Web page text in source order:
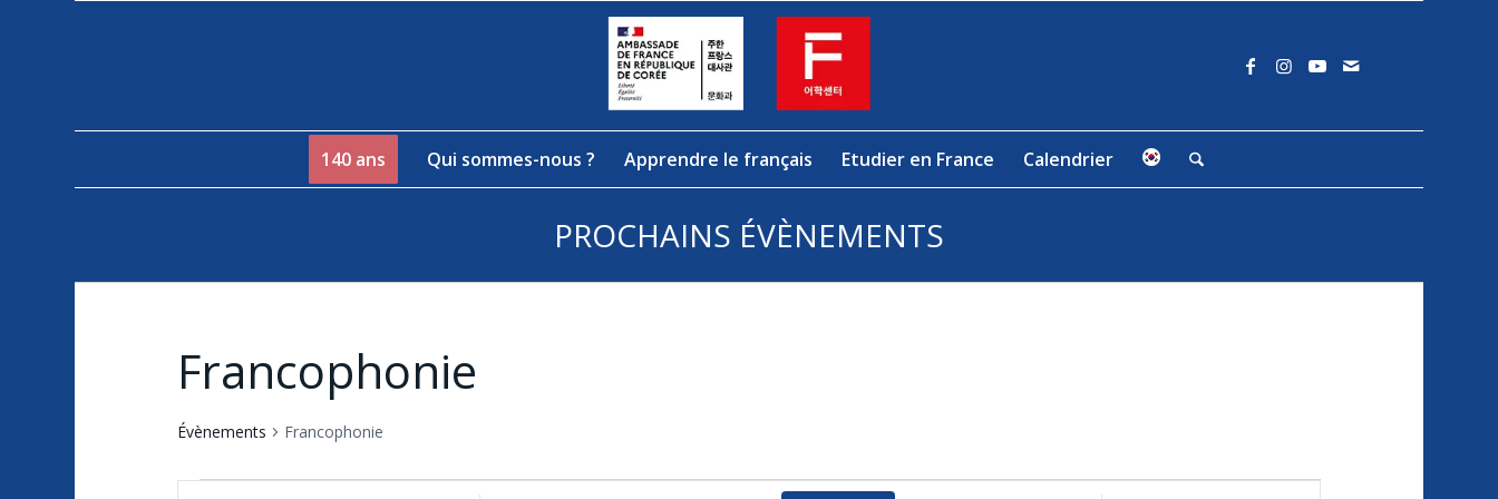
140 ans Qui sommes-nous ? Apprendre le français Etudier en France Calendrier
PROCHAINS ÉVÈNEMENTS
Francophonie
Évènements Francophonie